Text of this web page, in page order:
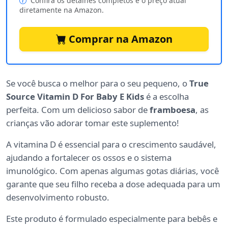
diretamente na Amazon.
Comprar na Amazon
Se você busca o melhor para o seu pequeno, oTrue
Source Vitamin D For Baby E Kids é a escolha
perfeita. Com um delicioso sabor deframboesa, as
crianças vão adorar tomar este suplemento!
A vitamina D é essencial para o crescimento saudável,
ajudando a fortalecer os ossos e o sistema
imunológico. Com apenas algumas gotas diárias, você
garante que seu filho receba a dose adequada para um
desenvolvimento robusto.
Este produto é formulado especialmente para bebês e